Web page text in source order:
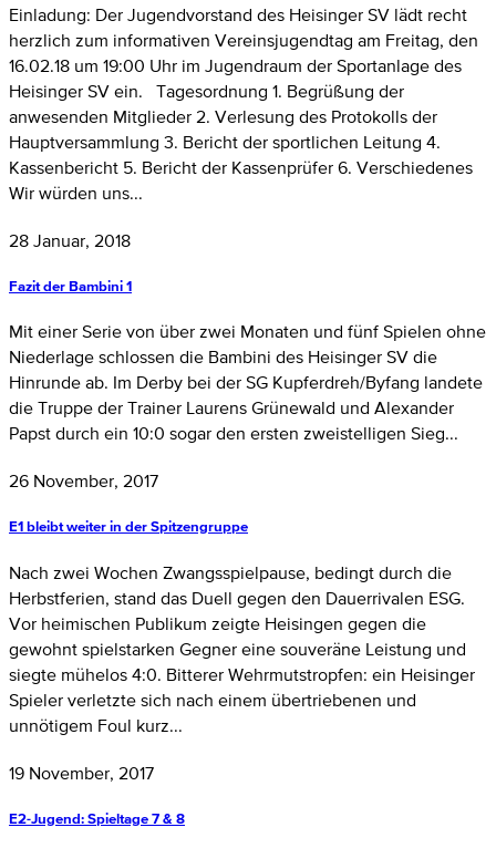
Einladung: Der Jugendvorstand des Heisinger SV lädt recht
herzlich zum informativen Vereinsjugendtag am Freitag, den
16.02.18 um 19:00 Uhr im Jugendraum der Sportanlage des
Heisinger SV ein. Tagesordnung 1. Begrüßung der
anwesenden Mitglieder 2. Verlesung des Protokolls der
Hauptversammlung 3. Bericht der sportlichen Leitung 4.
Kassenbericht 5. Bericht der Kassenprüfer 6. Verschiedenes
Wir würden uns...
28 Januar, 2018
Fazit der Bambini 1
Mit einer Serie von über zwei Monaten und fünf Spielen ohne
Niederlage schlossen die Bambini des Heisinger SV die
Hinrunde ab. Im Derby bei der SG Kupferdreh/Byfang landete
die Truppe der Trainer Laurens Grünewald und Alexander
Papst durch ein 10:0 sogar den ersten zweistelligen Sieg...
26 November, 2017
E1 bleibt weiter in der Spitzengruppe
Nach zwei Wochen Zwangsspielpause, bedingt durch die
Herbstferien, stand das Duell gegen den Dauerrivalen ESG.
Vor heimischen Publikum zeigte Heisingen gegen die
gewohnt spielstarken Gegner eine souveräne Leistung und
siegte mühelos 4:0. Bitterer Wehrmutstropfen: ein Heisinger
Spieler verletzte sich nach einem übertriebenen und
unnötigem Foul kurz...
19 November, 2017
E2-Jugend: Spieltage 7 & 8